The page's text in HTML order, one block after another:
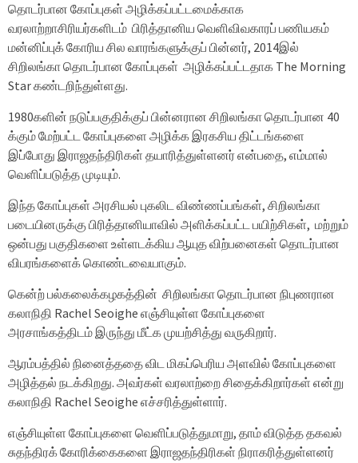
தொடர்பான கோப்புகள் அழிக்கப்பட்டமைக்காக
வரலாற்றாசிரியர்களிடம் பிரித்தானிய வெளிவிவகாரப் பணியகம்
மன்னிப்புக் கோரிய சில வாரங்களுக்குப் பின்னர், 2014இல்
சிறிலங்கா தொடர்பான கோப்புகள் அழிக்கப்பட்டதாக The Morning
Star கண்டறிந்துள்ளது.
1980களின் நடுப்பகுதிக்குப் பின்னரான சிறிலங்கா தொடர்பான 40
க்கும் மேற்பட்ட கோப்புகளை அழிக்க இரகசிய திட்டங்களை
இப்போது இராஜதந்திரிகள் தயாரித்துள்ளனர் என்பதை, எம்மால்
வெளிப்படுத்த முடியும்.
இந்த கோப்புகள் அரசியல் புகலிட விண்ணப்பங்கள், சிறிலங்கா
படையினருக்கு பிரித்தானியாவில் அளிக்கப்பட்ட பயிற்சிகள், மற்றும்
ஒன்பது பகுதிகளை உள்ளடக்கிய ஆயுத விற்பனைகள் தொடர்பான
விபரங்களைக் கொண்டவையாகும்.
கென்ற் பல்கலைக்கழகத்தின் சிறிலங்கா தொடர்பான நிபுணரான
கலாநிதி Rachel Seoighe எஞ்சியுள்ள கோப்புகளை
அரசாங்கத்திடம் இருந்து மீட்க முயற்சித்து வருகிறார்.
ஆரம்பத்தில் நினைத்ததை விட மிகப்பெரிய அளவில் கோப்புகளை
அழித்தல் நடக்கிறது. அவர்கள் வரலாற்றை சிதைக்கிறார்கள் என்று
கலாநிதி Rachel Seoighe எச்சரித்துள்ளார்.
எஞ்சியுள்ள கோப்புகளை வெளிப்படுத்துமாறு, தாம் விடுத்த தகவல்
சுதந்திரக் கோரிக்கைகளை இராஜதந்திரிகள் நிராகரித்துள்ளனர்